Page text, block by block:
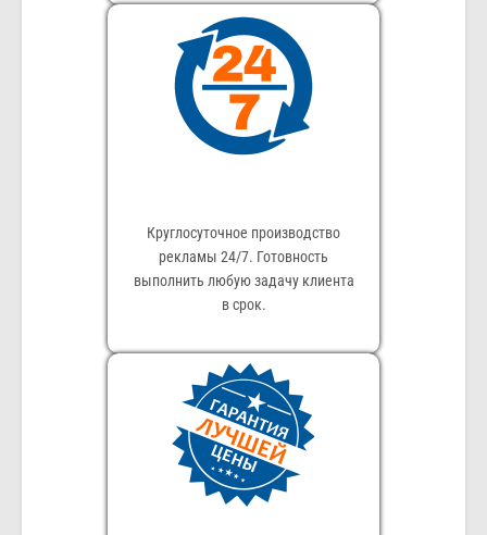
Круглосуточное производство
рекламы 24/7. Готовность
выполнить любую задачу клиента
в срок.